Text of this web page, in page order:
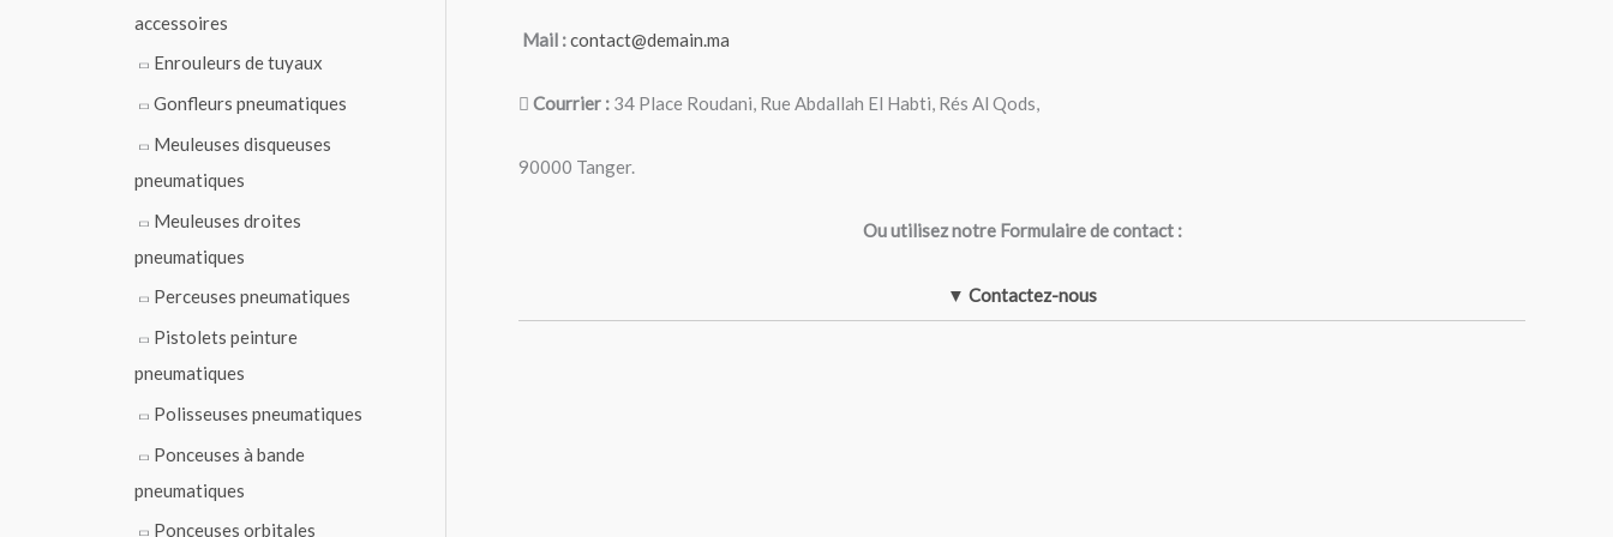
accessoires
Enrouleurs de tuyaux
Gonfleurs pneumatiques
Meuleuses disqueuses
pneumatiques
Meuleuses droites
pneumatiques
Perceuses pneumatiques
Pistolets peinture
pneumatiques
Polisseuses pneumatiques
Ponceuses à bande
pneumatiques
Ponceuses orbitales
Mail :contact@demain.ma
Courrier : 34 Place Roudani, Rue Abdallah El Habti, Rés Al Qods,
90000 Tanger.
Ou utilisez notre Formulaire de contact :
▼ Contactez-nous